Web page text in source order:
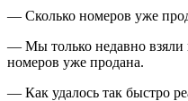
— Сколько номеров уже
— Мы только недавно взяли
номеров уже продана.
— Как удалось так быстро